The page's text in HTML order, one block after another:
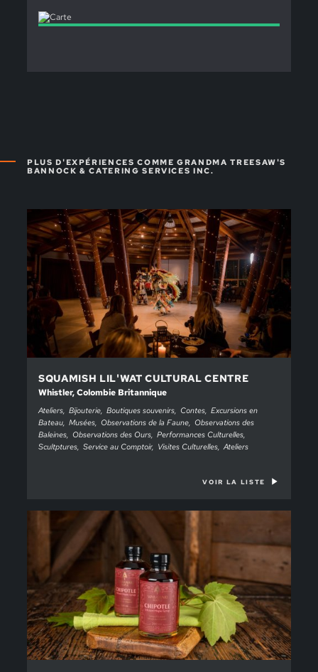
PLUS D'EXPÉRIENCES COMME GRANDMA TREESAW'S
BANNOCK & CATERING SERVICES INC.
SQUAMISH LIL'WAT CULTURAL CENTRE
Whistler, Colombie Britannique
Ateliers Bijouterie Boutiques souvenirs Contes Excursions en
Bateau Musées Observations de la Faune Observations des
Baleines Observations des Ours Performances Culturelles
Scultptures Service au Comptoir Visites Culturelles Ateliers
VOIR LA LISTE